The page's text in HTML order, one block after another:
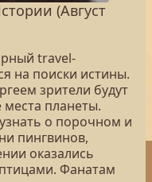
(Август
travel-
на поиски истины.
зрители будут
планеты.
о порочном и
пингвинов,
оказались
Фанатам